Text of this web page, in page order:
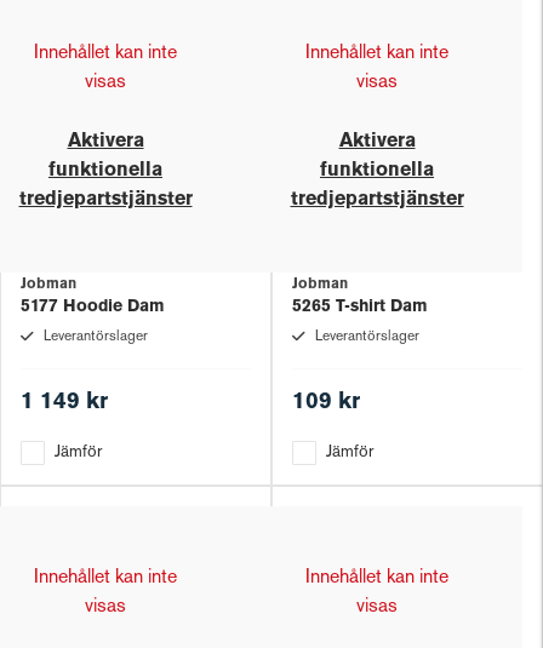
Innehållet kan inte
visas
Aktivera
funktionella
tredjepartstjänster
Jobman
5177 Hoodie Dam
Leverantörslager
1 149 kr
Jämför
Innehållet kan inte
visas
Aktivera
funktionella
tredjepartstjänster
Jobman
5265 T-shirt Dam
Leverantörslager
109 kr
Jämför
Innehållet kan inte
visas
Innehållet kan inte
visas